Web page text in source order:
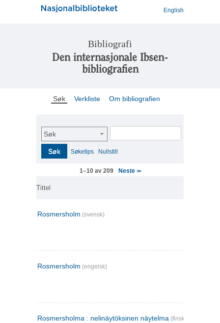
English
Bibliografi
Den internasjonale Ibsen-
bibliografien
Søk Verkliste Om bibliografien
Søk
Søk Søketips Nullstill
1–10 av 209 Neste >>
Tittel
Rosmersholm (svensk)
Rosmersholm (engelsk)
Rosmersholma : nelinäytöksinen näytelma (finsk)